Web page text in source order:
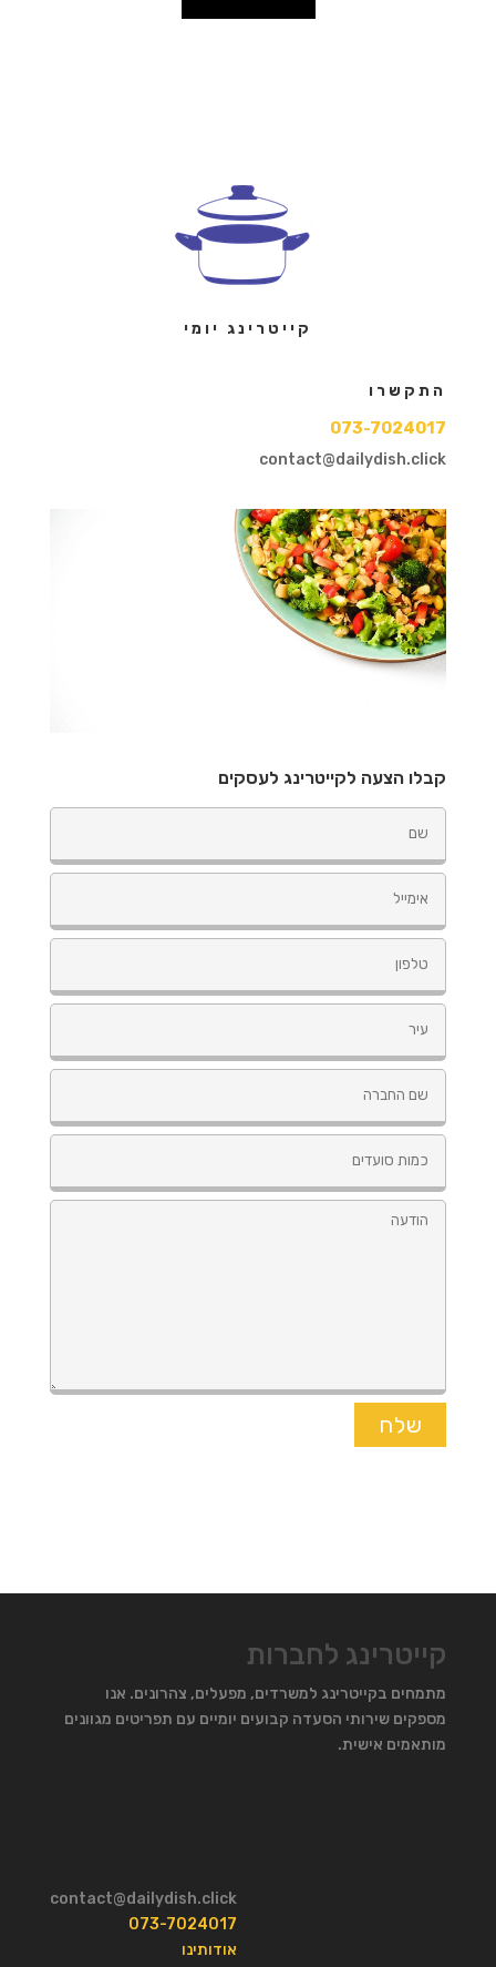
קייטרינג יומי
התקשרו
073-7024017
contact@dailydish.click
קבלו הצעה לקייטרינג לעסקים
קייטרינג לחברות
מתמחים בקייטרינג למשרדים, מפעלים, צהרונים. אנו
מספקים שירותי הסעדה קבועים יומיים עם תפריטים מגוונים
מותאמים אישית.
contact@dailydish.click
073-7024017
אודותינו